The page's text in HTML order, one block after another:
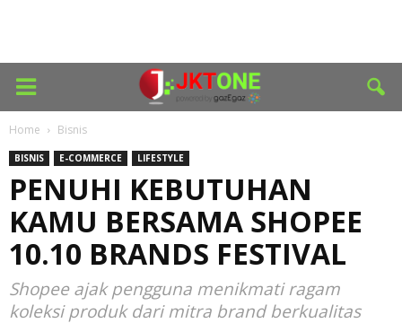
Home Bisnis
BISNIS E-COMMERCE LIFESTYLE
PENUHI KEBUTUHAN
KAMU BERSAMA SHOPEE
10.10 BRANDS FESTIVAL
Shopee ajak pengguna menikmati ragam
koleksi produk dari mitra brand berkualitas